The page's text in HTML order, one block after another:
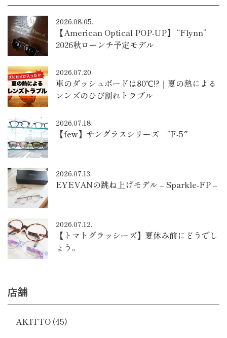
2026.08.05.
【American Optical POP-UP】 “Flynn”
2026秋ローンチ予定モデル
2026.07.20.
車のダッシュボードは80℃!?｜夏の熱による
レンズのひび割れトラブル
2026.07.18.
【few】サングラスシリーズ ”F-5″
2026.07.13.
EYEVANの跳ね上げモデル – Sparkle-FP –
2026.07.12.
【トマトグラッシーズ】夏休み前にどうでし
ょう。
店舗
AKITTO (45)